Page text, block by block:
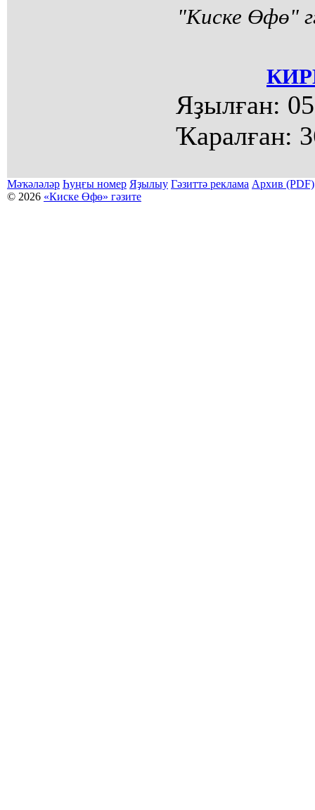
"Киске Өфө"
Яҙылған:
Ҡаралған:
Мәҡәләләр Һуңғы номер Яҙылыу Гәзиттә реклама Архив (PDF)
© 2026 «Киске Өфө» гәзите